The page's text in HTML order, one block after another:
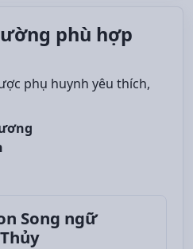
phù hợp
phụ huynh yêu thích,
Song ngữ